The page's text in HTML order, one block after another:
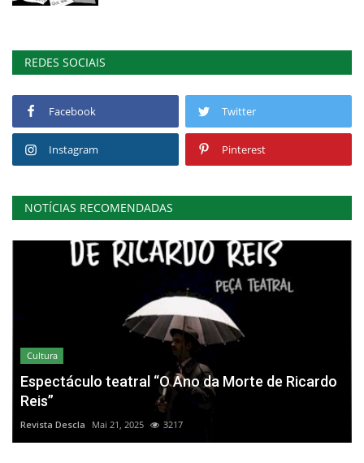
REDES SOCIAIS
Facebook Twitter
Instagram Pinterest
NOTÍCIAS RECOMENDADAS
Cultura
Espectáculo teatral “O Ano da Morte de Ricardo
Reis”
Revista Descla Mai 21, 2025 3217